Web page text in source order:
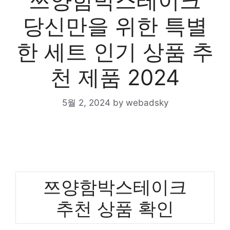
당신만을 위한 특별
한 세트 인기 상품 추
천 제품 2024
5월 2, 2024 by webadsky
쯔양함박스테이크
추천 상품 확인